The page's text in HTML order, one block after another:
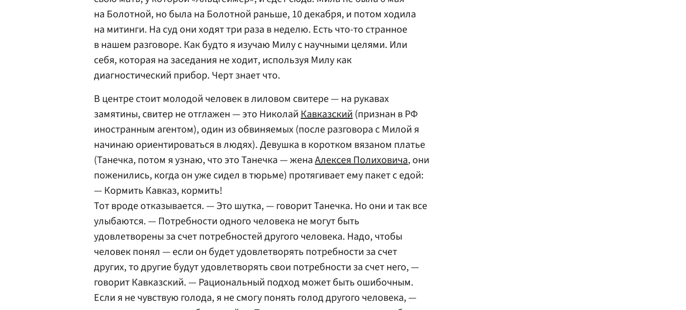
на Болотной, но была на Болотной раньше, 10 декабря, и потом ходила
на митинги. На суд они ходят три раза в неделю. Есть что-то странное
в нашем разговоре. Как будто я изучаю Милу с научными целями. Или
себя, которая на заседания не ходит, используя Милу как
диагностический прибор. Черт знает что.
В центре стоит молодой человек в лиловом свитере — на рукавах
замятины, свитер не отглажен — это НиколайКавказский(признан в РФ
иностранным агентом), один из обвиняемых (после разговора с Милой я
начинаю ориентироваться в людях). Девушка в коротком вязаном платье
(Танечка, потом я узнаю, что это Танечка — женаАлексея Полиховича, они
поженились, когда он уже сидел в тюрьме) протягивает ему пакет с едой:
— Кормить Кавказ, кормить!
Тот вроде отказывается. — Это шутка, — говорит Танечка. Но они и так все
улыбаются. — Потребности одного человека не могут быть
удовлетворены за счет потребностей другого человека. Надо, чтобы
человек понял — если он будет удовлетворять потребности за счет
других, то другие будут удовлетворять свои потребности за счет него, —
говорит Кавказский. — Рациональный подход может быть ошибочным.
Если я не чувствую голода, я не смогу понять голод другого человека, —